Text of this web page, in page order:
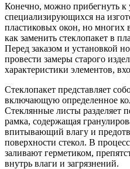
Конечно, можно прибегнуть к
специализирующихся на
пластиковых окон, но многих
как заменить стеклопакет в
Перед заказом и установкой
провести замеры старого
характеристики элементов,
Стеклопакет представляет
включающую определенное
Стеклянные листы разделяет
рамка, содержащая
впитывающий влагу и
поверхности стекол. В
заливают герметиком,
внутрь влаги и загрязнений.